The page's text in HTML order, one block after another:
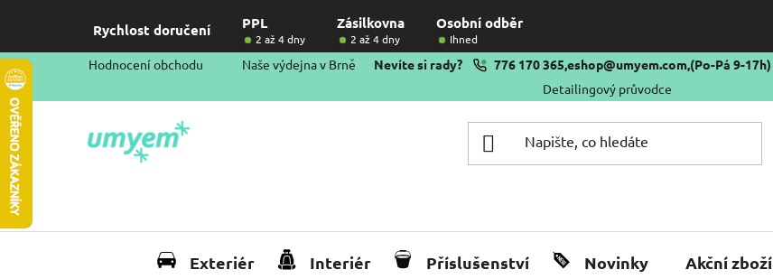
obsah
Rychlost doručení PPL Zásilkovna Osobní odběr
2 až 4 dny 2 až 4 dny Ihned
Hodnocení obchodu Naše výdejna v Brně Nevíte si rady? 776 170 365,eshop@umyem.com,(Po-Pá 9-17h)
Detailingový průvodce
Exteriér Interiér Příslušenství Novinky Akční zboží